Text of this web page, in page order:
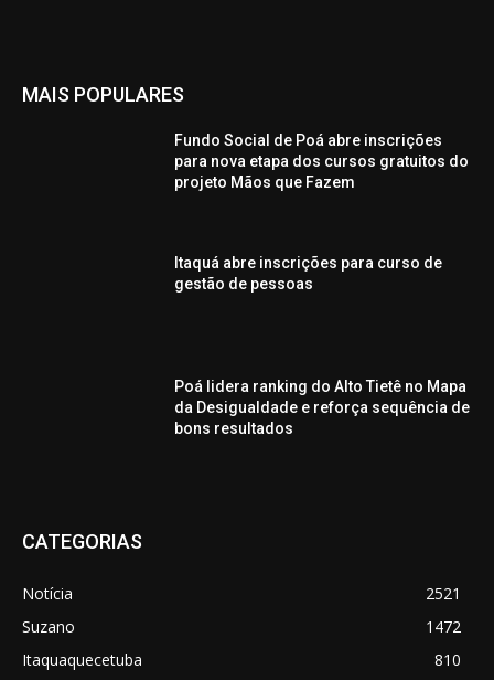
MAIS POPULARES
Fundo Social de Poá abre inscrições
para nova etapa dos cursos gratuitos do
projeto Mãos que Fazem
Itaquá abre inscrições para curso de
gestão de pessoas
Poá lidera ranking do Alto Tietê no Mapa
da Desigualdade e reforça sequência de
bons resultados
CATEGORIAS
Notícia
2521
Suzano
1472
Itaquaquecetuba
810